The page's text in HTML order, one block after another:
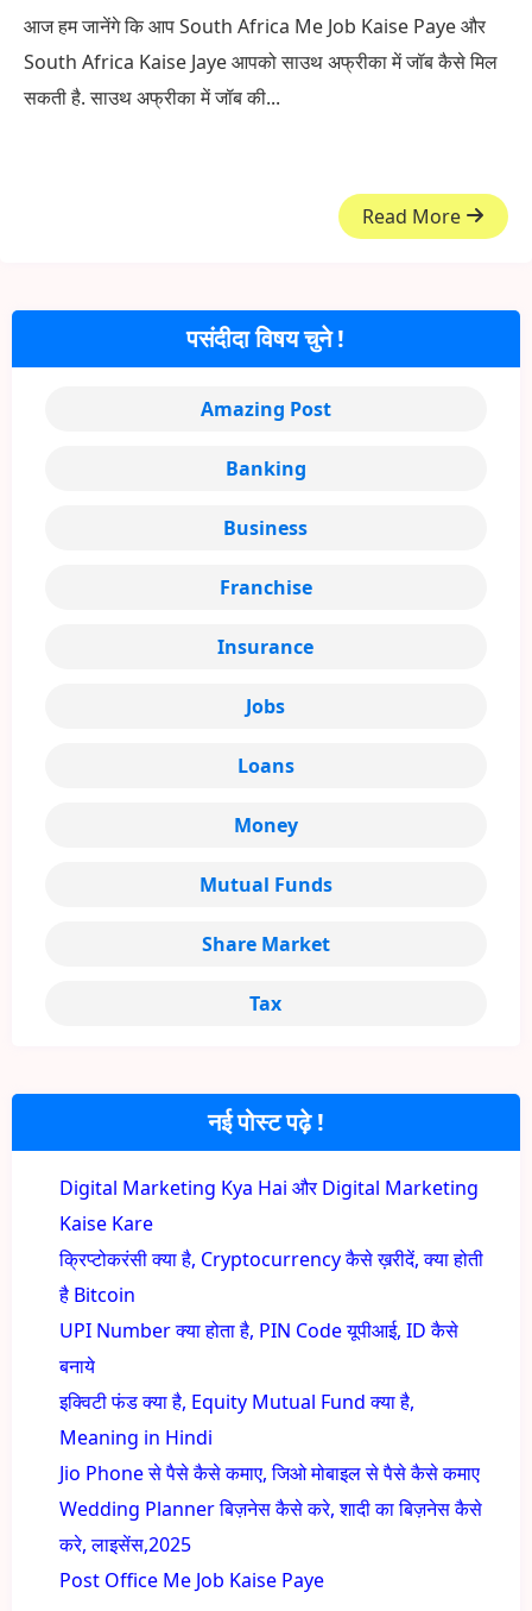
आज हम जानेंगे कि आप South Africa Me Job Kaise Paye और
South Africa Kaise Jaye आपको साउथ अफ्रीका में जॉब कैसे मिल
सकती है. साउथ अफ्रीका में जॉब की...
Read More
नई पोस्ट पढ़े !
Digital Marketing Kya Hai और Digital Marketing
Kaise Kare
क्रिप्टोकरंसी क्या है, Cryptocurrency कैसे ख़रीदें, क्या होती
है Bitcoin
UPI Number क्या होता है, PIN Code यूपीआई, ID कैसे
बनाये
इक्विटी फंड क्या है, Equity Mutual Fund क्या है,
Meaning in Hindi
Jio Phone से पैसे कैसे कमाए, जिओ मोबाइल से पैसे कैसे कमाए
Wedding Planner बिज़नेस कैसे करे, शादी का बिज़नेस कैसे
करे, लाइसेंस,2025
Post Office Me Job Kaise Paye
पसंदीदा विषय चुने !
Amazing Post
Banking
Business
Franchise
Insurance
Jobs
Loans
Money
Mutual Funds
Share Market
Tax